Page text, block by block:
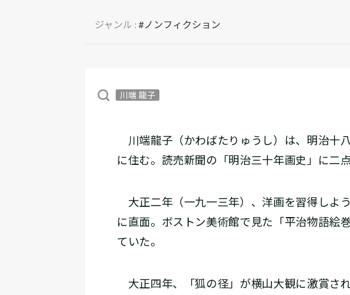
ジャンル : #ノンフィクション
川端 龍子
川端龍子（かわばたりゅうし）は、明治十
に住む。読売新聞の「明治三十年画史」に二
大正二年（一九一三年）、洋画を習得しよ
に直面。ボストン美術館で見た「平治物語絵
ていた。
大正四年、「狐の径」が横山大観に激賞さ